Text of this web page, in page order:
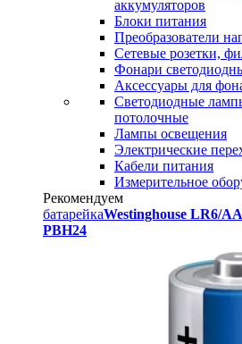
аккумуляторов
Блоки питания
Преобразователи
Сетевые розетки,
Фонари
Аксессуары для
Светодиодные
потолочные
Лампы освещения
Электрические
Кабели питания
Измерительное
Рекомендуем
батарейкаWestinghouse LR6/
PBH24